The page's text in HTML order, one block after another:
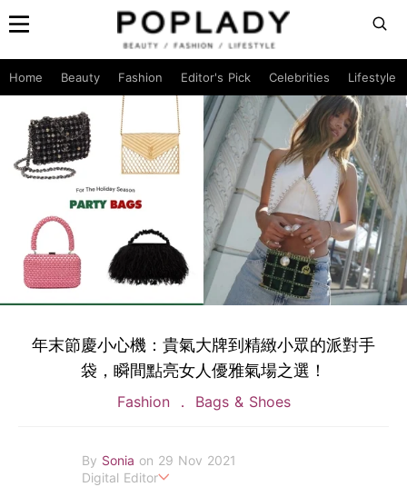
Home Beauty Fashion Editor's Pick Celebrities Lifestyle
年末節慶小心機：貴氣大牌到精緻小眾的派對手
袋，瞬間點亮女人優雅氣場之選！
Fashion Bags & Shoes
By Sonia on 29 Nov 2021
Digital Editor